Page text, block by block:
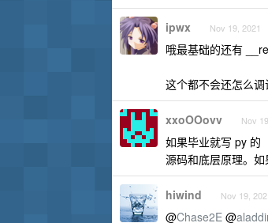
ipwx Nov 19, 2021
哦最基础的还有
这个都不会还怎么调
xxoOOovv Nov
如果毕业就写 py 的
源码和底层原理。
hiwind Nov 19,
@Chase2E @